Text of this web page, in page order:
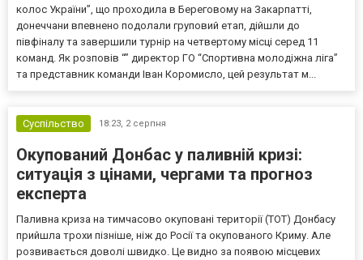
колос України”, що проходила в Береговому на Закарпатті,
донеччани впевнено подолали груповий етап, дійшли до
півфіналу та завершили турнір на четвертому місці серед 11
команд. Як розповів “” директор ГО “Спортивна молодіжна ліга”
та представник команди Іван Коромисло, цей результат м...
Суспільство 18:23, 2 серпня
Окупований Донбас у паливній кризі:
ситуація з цінами, чергами та прогноз
експерта
Паливна криза на тимчасово окуповані території (ТОТ) Донбасу
прийшла трохи пізніше, ніж до Росії та окупованого Криму. Але
розвивається доволі швидко. Це видно за появою місцевих